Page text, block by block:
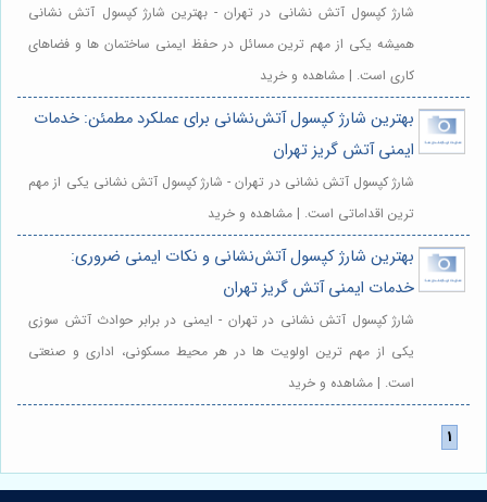
شارژ کپسول آتش نشانی در تهران - بهترین شارژ کپسول آتش نشانی
همیشه یکی از مهم ترین مسائل در حفظ ایمنی ساختمان ها و فضاهای
کاری است. | مشاهده و خرید
بهترین شارژ کپسول آتش‌نشانی برای عملکرد مطمئن: خدمات
ایمنی آتش گریز تهران
شارژ کپسول آتش نشانی در تهران - شارژ کپسول آتش نشانی یکی از مهم
ترین اقداماتی است. | مشاهده و خرید
بهترین شارژ کپسول آتش‌نشانی و نکات ایمنی ضروری:
خدمات ایمنی آتش گریز تهران
شارژ کپسول آتش نشانی در تهران - ایمنی در برابر حوادث آتش سوزی
یکی از مهم ترین اولویت ها در هر محیط مسکونی، اداری و صنعتی
است. | مشاهده و خرید